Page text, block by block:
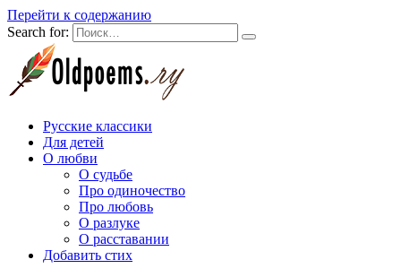
Перейти к содержанию
Search for:
Русские классики
Для детей
О любви
О судьбе
Про одиночество
Про любовь
О разлуке
О расставании
Добавить стих